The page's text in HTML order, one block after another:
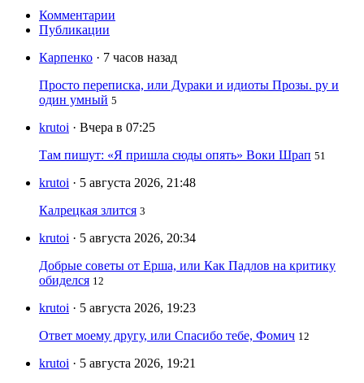
Комментарии
Публикации
Карпенко · 7 часов назад
Просто переписка, или Дураки и идиоты Прозы. ру и
один умный 5
krutoi · Вчера в 07:25
Там пишут: «Я пришла сюды опять» Воки Шрап 51
krutoi · 5 августа 2026, 21:48
Калрецкая злится 3
krutoi · 5 августа 2026, 20:34
Добрые советы от Ерша, или Как Падлов на критику
обиделся 12
krutoi · 5 августа 2026, 19:23
Ответ моему другу, или Спасибо тебе, Фомич 12
krutoi · 5 августа 2026, 19:21